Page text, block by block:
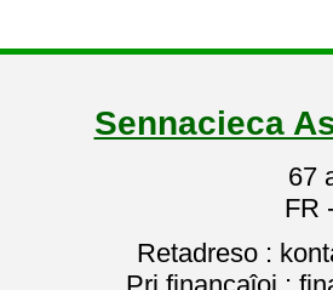
Sennacieca
67
FR
Retadreso :